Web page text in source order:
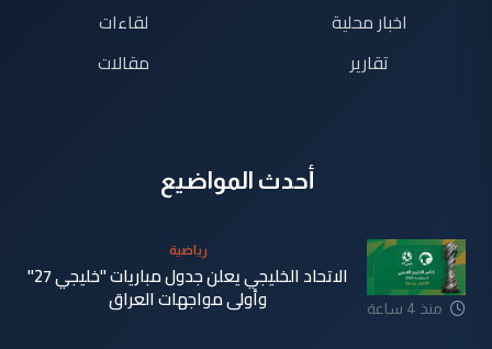
اخبار محلية
تقارير
لقاءات
مقالات
أحدث المواضيع
منذ 4 ساعة
رياضية
الاتحاد الخليجي يعلن جدول مباريات "خليجي 27"
وأولى مواجهات العراق